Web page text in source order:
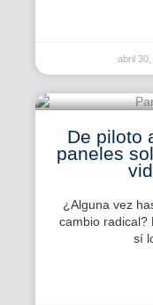
abril
De piloto
paneles
¿Alguna vez
cambio radical?
sí